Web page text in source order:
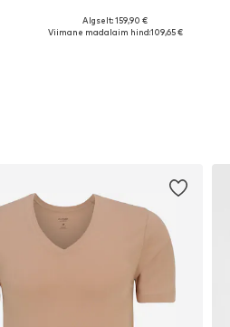
Saadaval erinevates suurustes
Algselt: 159,90 €
Viimane madalaim hind:109,65 €